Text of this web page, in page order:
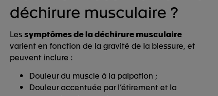
déchirure musculaire ?
Lessymptômes de la déchirure musculaire
varient en fonction de la gravité de la blessure, et
peuvent inclure :
Douleur du muscle à la palpation ;
Douleur accentuée par l’étirement et la